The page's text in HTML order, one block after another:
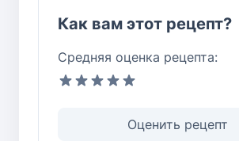
Как вам этот рецепт?
Средняя оценка рецепта:
Оценить рецепт